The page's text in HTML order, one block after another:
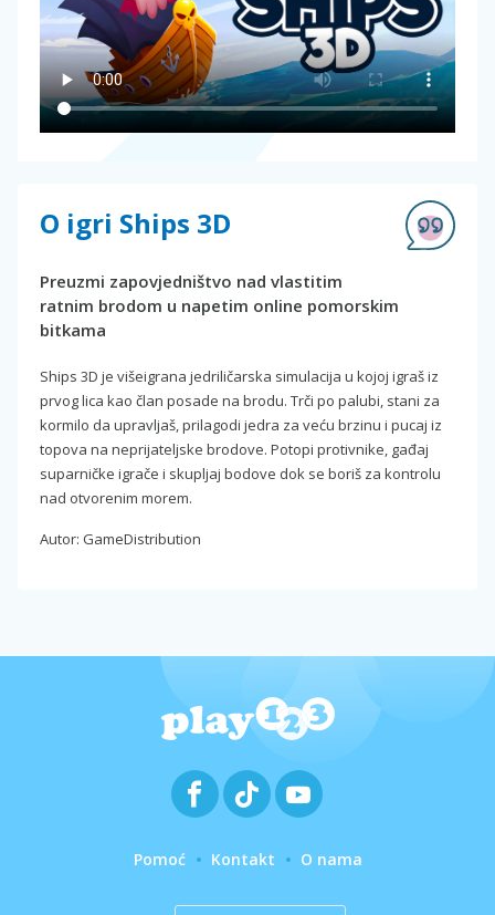
O igri Ships 3D
Preuzmi zapovjedništvo nad vlastitim
ratnim brodom u napetim online pomorskim
bitkama
Ships 3D je višeigrana jedriličarska simulacija u kojoj igraš iz
prvog lica kao član posade na brodu. Trči po palubi, stani za
kormilo da upravljaš, prilagodi jedra za veću brzinu i pucaj iz
topova na neprijateljske brodove. Potopi protivnike, gađaj
suparničke igrače i skupljaj bodove dok se boriš za kontrolu
nad otvorenim morem.
Autor: GameDistribution
Pomoć Kontakt O nama